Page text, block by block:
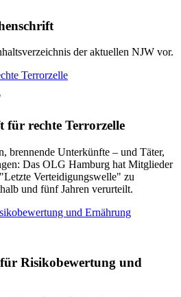
der aktuellen NJW vor.
Terrorzelle
für rechte Terrorzelle
brennende Unterkünfte – und Täter,
Das OLG Hamburg hat Mitglieder
Verteidigungswelle" zu
und fünf Jahren verurteilt.
und Ernährung
Risikobewertung und